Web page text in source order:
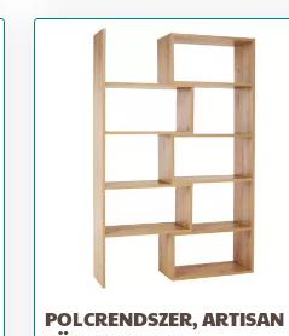
POLCRENDSZER, ARTISAN